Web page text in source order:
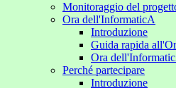
Monitoraggio del
Ora dell'InformaticA
Introduzione
Guida rapida
Ora
Perché partecipare
Introduzione